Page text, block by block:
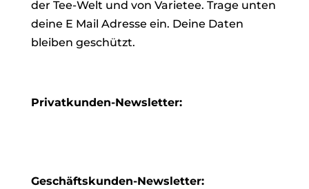
der Tee-Welt und von Varietee. Trage unten
deine E Mail Adresse ein. Deine Daten
bleiben geschützt.
Privatkunden-Newsletter:
Geschäftskunden-Newsletter: